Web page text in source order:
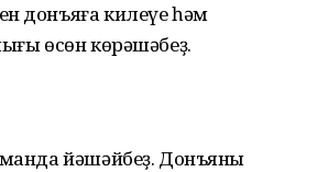
донъяға килеүе һәм
өсөн көрәшәбеҙ.
йәшәйбеҙ. Донъяны